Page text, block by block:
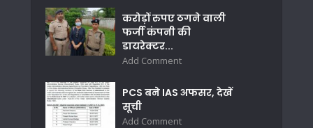
करोड़ों रुपए ठगने वाली
फर्जी कंपनी की
डायरेक्टर...
Add Comment
PCS बने IAS अफसर, देखें
सूची
Add Comment